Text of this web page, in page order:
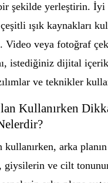
şekilde yerleştirin. İyi
ışık kaynakları
veya fotoğraf
istediğiniz dijital
ve teknikler
Kullanırken
kullanırken, arka
giysilerin ve cilt